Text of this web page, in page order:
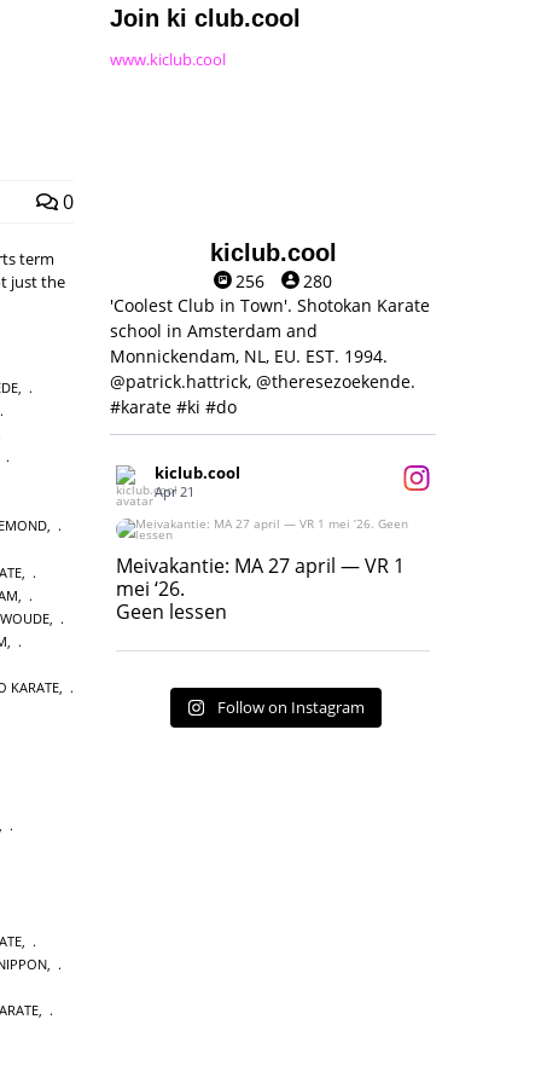
0
term
just the
,
,
KARATE
,
Join ki club.cool
www.kiclub.cool
kiclub.cool
256
280
'Coolest Club in Town'. Shotokan Karate
school in Amsterdam and
Monnickendam, NL, EU. EST. 1994.
@patrick.hattrick, @theresezoekende.
#karate #ki #do
kiclub.cool
Apr 21
Meivakantie: MA 27 april — VR 1 mei ‘26.
Geen lessen
17
Meivakantie: MA 27 april — VR 1
mei ‘26.
Geen lessen
Follow on Instagram